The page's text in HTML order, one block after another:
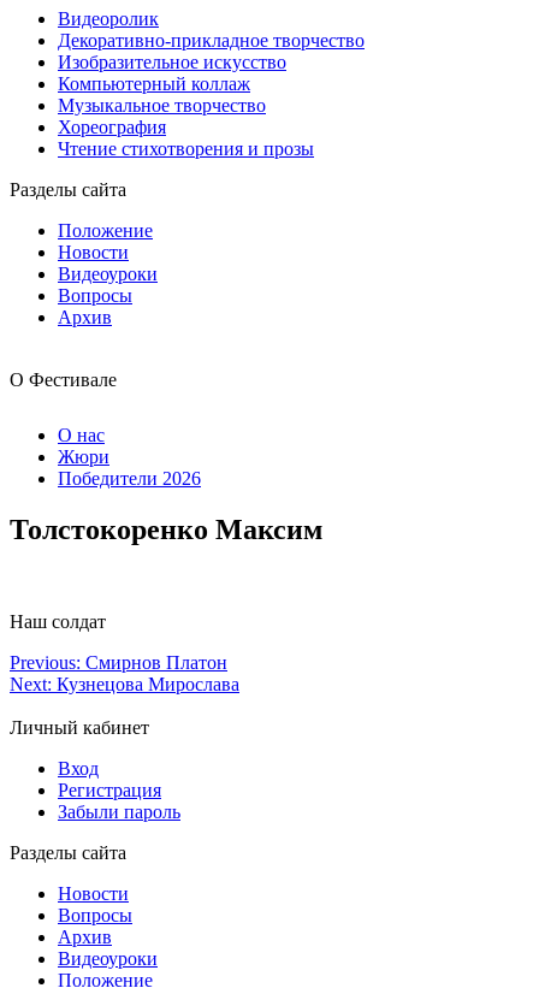
Видеоролик
Декоративно-прикладное творчество
Изобразительное искусство
Компьютерный коллаж
Музыкальное творчество
Хореография
Чтение стихотворения и прозы
Разделы сайта
Положение
Новости
Видеоуроки
Вопросы
Архив
О Фестивале
О нас
Жюри
Победители 2026
Толстокоренко Максим
Наш солдат
Previous: Смирнов Платон
Next: Кузнецова Мирослава
Личный кабинет
Вход
Регистрация
Забыли пароль
Разделы сайта
Новости
Вопросы
Архив
Видеоуроки
Положение